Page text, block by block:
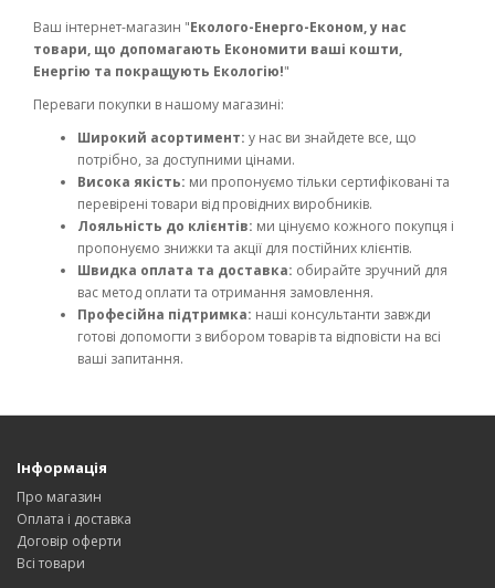
Ваш інтернет-магазин "Еколого-Енерго-Економ, у нас
товари, що допомагають Економити ваші кошти,
Енергію та покращують Екологію!"
Переваги покупки в нашому магазині:
Широкий асортимент: у нас ви знайдете все, що
потрібно, за доступними цінами.
Висока якість: ми пропонуємо тільки сертифіковані та
перевірені товари від провідних виробників.
Лояльність до клієнтів: ми цінуємо кожного покупця і
пропонуємо знижки та акції для постійних клієнтів.
Швидка оплата та доставка: обирайте зручний для
вас метод оплати та отримання замовлення.
Професійна підтримка: наші консультанти завжди
готові допомогти з вибором товарів та відповісти на всі
ваші запитання.
Інформація
Про магазин
Оплата і доставка
Договір оферти
Всі товари